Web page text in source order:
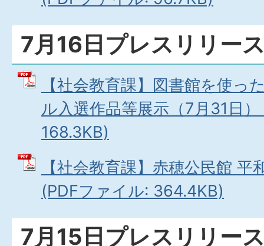
7月16日プレスリリー
【社会教育課】図書館を使っ
ル入選作品等展示（7月31日
168.3KB)
【社会教育課】赤穂公民館 平
(PDFファイル: 364.4KB)
7月15日プレスリリー